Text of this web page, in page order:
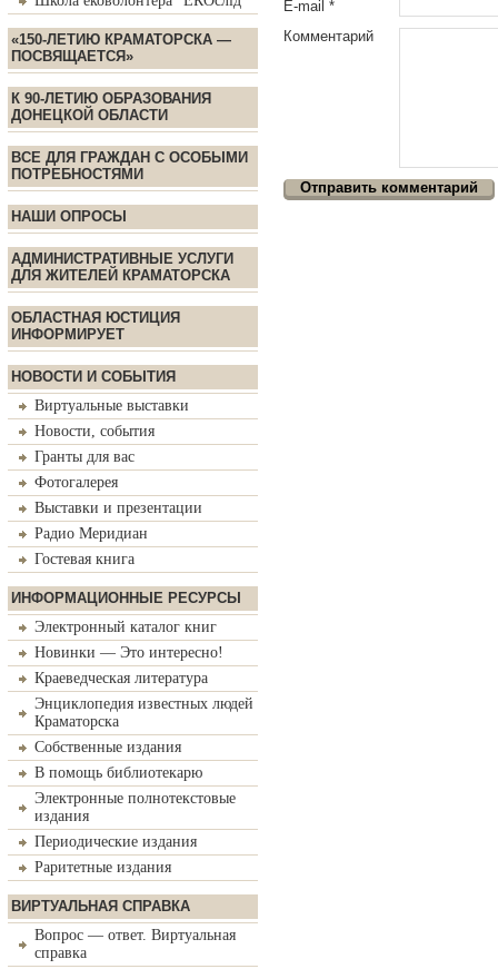
«150-ЛЕТИЮ КРАМАТОРСКА —
ПОСВЯЩАЕТСЯ»
К 90-ЛЕТИЮ ОБРАЗОВАНИЯ
ДОНЕЦКОЙ ОБЛАСТИ
ВСЕ ДЛЯ ГРАЖДАН С ОСОБЫМИ
ПОТРЕБНОСТЯМИ
НАШИ ОПРОСЫ
АДМИНИСТРАТИВНЫЕ УСЛУГИ
ДЛЯ ЖИТЕЛЕЙ КРАМАТОРСКА
ОБЛАСТНАЯ ЮСТИЦИЯ
ИНФОРМИРУЕТ
НОВОСТИ И СОБЫТИЯ
Виртуальные выставки
Новости, события
Гранты для вас
Фотогалерея
Выставки и презентации
Радио Меридиан
Гостевая книга
ИНФОРМАЦИОННЫЕ РЕСУРСЫ
Электронный каталог книг
Новинки — Это интересно!
Краеведческая литература
Энциклопедия известных людей
Краматорска
Собственные издания
В помощь библиотекарю
Электронные полнотекстовые
издания
Периодические издания
Раритетные издания
ВИРТУАЛЬНАЯ СПРАВКА
Вопрос — ответ. Виртуальная
справка
E-mail *
Комментарий